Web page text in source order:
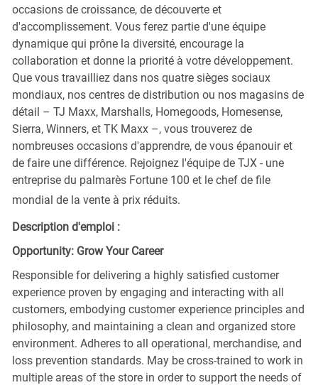
occasions de croissance, de découverte et
d'accomplissement. Vous ferez partie d'une équipe
dynamique qui prône la diversité, encourage la
collaboration et donne la priorité à votre développement.
Que vous travailliez dans nos quatre sièges sociaux
mondiaux, nos centres de distribution ou nos magasins de
détail – TJ Maxx, Marshalls, Homegoods, Homesense,
Sierra, Winners, et TK Maxx –, vous trouverez de
nombreuses occasions d'apprendre, de vous épanouir et
de faire une différence. Rejoignez l'équipe de TJX - une
entreprise du palmarès Fortune 100 et le chef de file
mondial de la vente à prix réduits.
Description d'emploi :
Opportunity: Grow Your Career
Responsible for delivering a highly satisfied customer
experience proven by engaging and interacting with all
customers, embodying customer experience principles and
philosophy, and maintaining a clean and organized store
environment. Adheres to all operational, merchandise, and
loss prevention standards. May be cross-trained to work in
multiple areas of the store in order to support the needs of